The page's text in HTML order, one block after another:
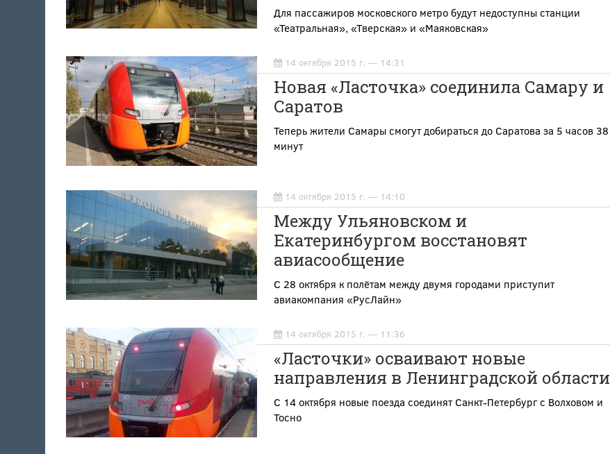
Для пассажиров московского метро будут недоступны станции
«Театральная», «Тверская» и «Маяковская»
14 октября 2015 г. — 14:31
Новая «Ласточка» соединила Самару и
Саратов
Теперь жители Самары смогут добираться до Саратова за 5 часов 38
минут
14 октября 2015 г. — 14:10
Между Ульяновском и
Екатеринбургом восстановят
авиасообщение
С 28 октября к полётам между двумя городами приступит
авиакомпания «РусЛайн»
14 октября 2015 г. — 11:36
«Ласточки» осваивают новые
направления в Ленинградской области
С 14 октября новые поезда соединят Санкт-Петербург с Волховом и
Тосно